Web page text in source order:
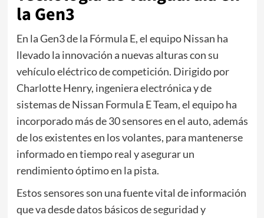
la Gen3
En la Gen3 de la Fórmula E, el equipo Nissan ha
llevado la innovación a nuevas alturas con su
vehículo eléctrico de competición. Dirigido por
Charlotte Henry, ingeniera electrónica y de
sistemas de Nissan Formula E Team, el equipo ha
incorporado más de 30 sensores en el auto, además
de los existentes en los volantes, para mantenerse
informado en tiempo real y asegurar un
rendimiento óptimo en la pista.
Estos sensores son una fuente vital de información
que va desde datos básicos de seguridad y